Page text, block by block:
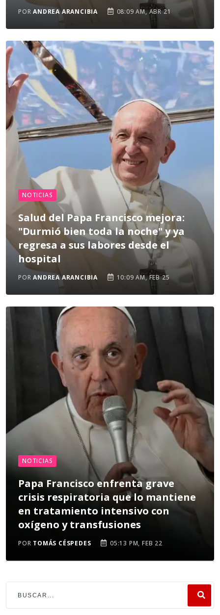
PORANDREA ARANCIBIA 08:09 AM, ABR 21
NOTICIAS
Salud del Papa Francisco mejora:
"Durmió bien toda la noche" y ya
regresa a sus labores desde el
hospital
PORANDREA ARANCIBIA 10:09 AM, FEB 25
NOTICIAS
Papa Francisco enfrenta grave
crisis respiratoria que lo mantiene
en tratamiento intensivo con
oxígeno y transfusiones
POR TOMÁS CÉSPEDES 05:13 PM, FEB 22